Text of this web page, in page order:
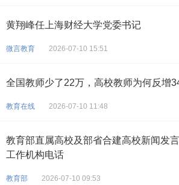
黄翔峰任上海财经大学党委书记
微言教育 2026-07-10 15:51
全国教师少了22万，高校教师为何反增
教育在线 2026-07-10 11:48
教育部直属高校及部省合建高校新闻发
工作机构电话
教育部 2026-07-10 09:53